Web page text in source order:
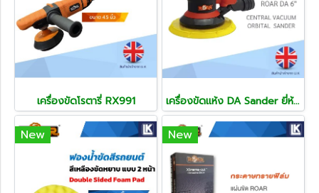
เครื่องขัดโรตารี่ RX991 เครื่องขัดแห้ง DA Sander ยี่ห้อ Roar ขนาด 6 นิ้ว 150mm เยื้องศูนย์ 2.5mm
New New